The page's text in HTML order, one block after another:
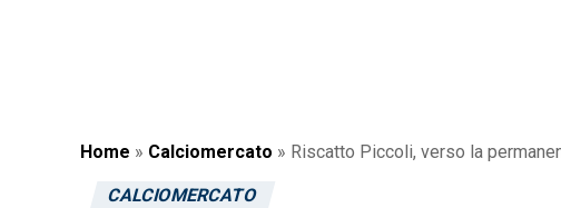
Home » Calciomercato » Riscatto Piccoli, verso la
CALCIOMERCATO